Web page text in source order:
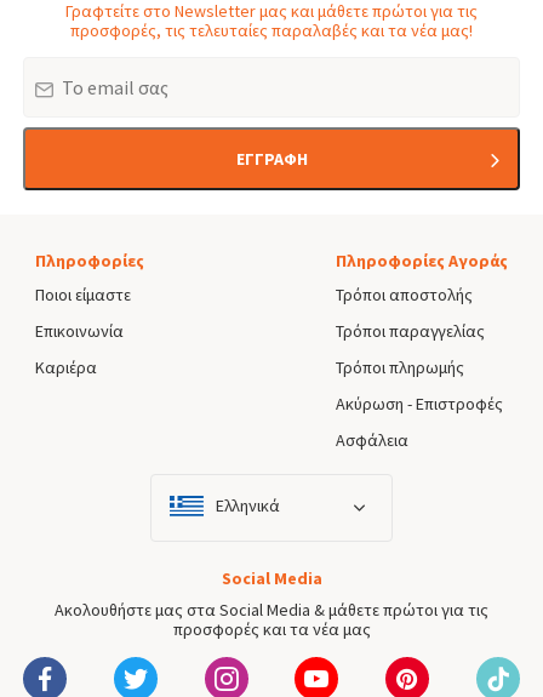
Γραφτείτε στο Newsletter μας και μάθετε πρώτοι για τις
προσφορές, τις τελευταίες παραλαβές και τα νέα μας!
ΕΓΓΡΑΦΗ
Πληροφορίες
Ποιοι είμαστε
Επικοινωνία
Καριέρα
Πληροφορίες Αγοράς
Τρόποι αποστολής
Τρόποι παραγγελίας
Τρόποι πληρωμής
Ακύρωση - Επιστροφές
Ασφάλεια
Ελληνικά
Social Media
Ακολουθήστε μας στα Social Media & μάθετε πρώτοι για τις
προσφορές και τα νέα μας